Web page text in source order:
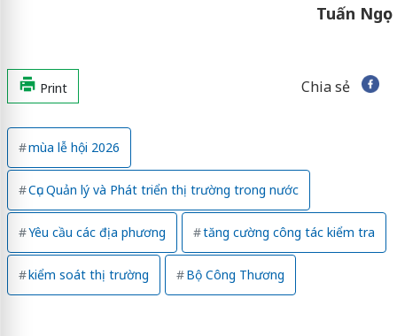
Tuấn Ngọc
Print Chia sẻ
mùa lễ hội 2026
Cục Quản lý và Phát triển thị trường trong nước
Yêu cầu các địa phương tăng cường công tác kiểm tra
kiểm soát thị trường Bộ Công Thương